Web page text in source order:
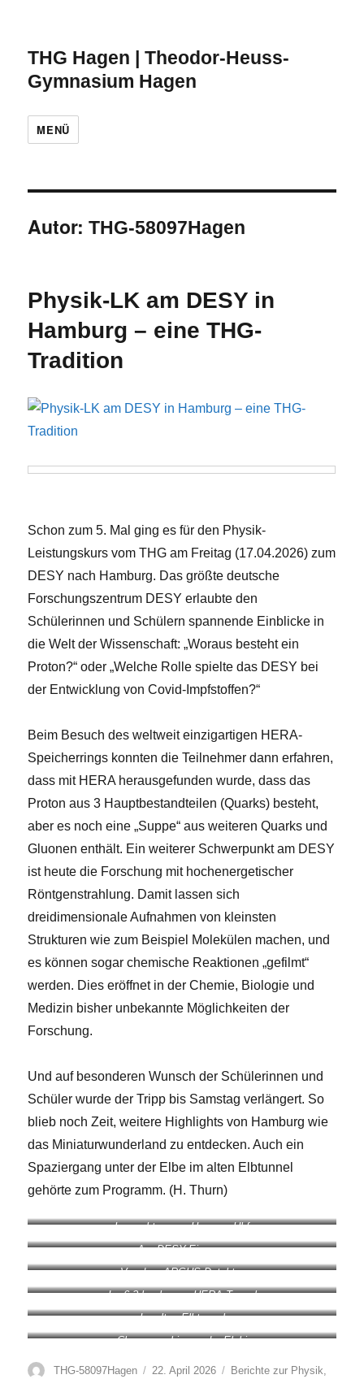
THG Hagen | Theodor-Heuss-
Gymnasium Hagen
MENÜ
Autor:THG-58097Hagen
Physik-LK am DESY in
Hamburg – eine THG-
Tradition
Schon zum 5. Mal ging es für den Physik-
Leistungskurs vom THG am Freitag (17.04.2026) zum
DESY nach Hamburg. Das größte deutsche
Forschungszentrum DESY erlaubte den
Schülerinnen und Schülern spannende Einblicke in
die Welt der Wissenschaft: „Woraus besteht ein
Proton?“ oder „Welche Rolle spielte das DESY bei
der Entwicklung von Covid-Impfstoffen?“
Beim Besuch des weltweit einzigartigen HERA-
Speicherrings konnten die Teilnehmer dann erfahren,
dass mit HERA herausgefunden wurde, dass das
Proton aus 3 Hauptbestandteilen (Quarks) besteht,
aber es noch eine „Suppe“ aus weiteren Quarks und
Gluonen enthält. Ein weiterer Schwerpunkt am DESY
ist heute die Forschung mit hochenergetischer
Röntgenstrahlung. Damit lassen sich
dreidimensionale Aufnahmen von kleinsten
Strukturen wie zum Beispiel Molekülen machen, und
es können sogar chemische Reaktionen „gefilmt“
werden. Dies eröffnet in der Chemie, Biologie und
Medizin bisher unbekannte Möglichkeiten der
Forschung.
Und auf besonderen Wunsch der Schülerinnen und
Schüler wurde der Tripp bis Samstag verlängert. So
blieb noch Zeit, weitere Highlights von Hamburg wie
das Miniaturwunderland zu entdecken. Auch ein
Spaziergang unter der Elbe im alten Elbtunnel
gehörte zum Programm. (H. Thurn)
Los geht es am Hagener Hbf
Am DESY-Eingang
Vor dem ARGUS-Detektor
Im 6,3 km langen HERA-Tunnel
Im alten Elbtunnel
Choreographie vor der Elphi
Autor
THG-58097Hagen
Veröffentlicht
22. April 2026 Kategorien
Berichte zur Physik,